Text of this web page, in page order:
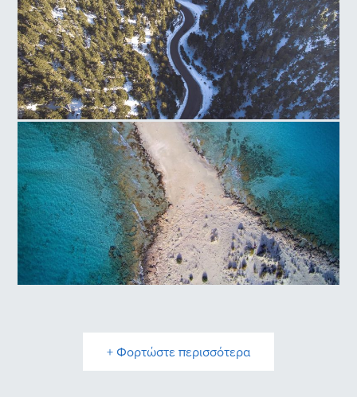
Παρνασσός Αρκαδία Πελοπόννησος
+ Φορτώστε περισσότερα